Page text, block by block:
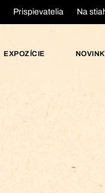
Prispievatelia Na
EXPOZÍCIE